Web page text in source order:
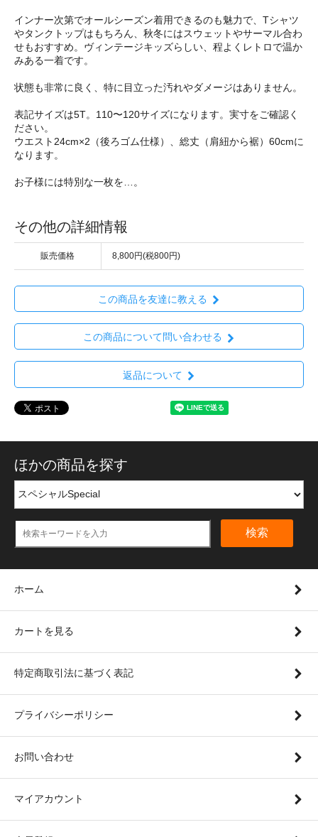
インナー次第でオールシーズン着用できるのも魅力で、Tシャツ
やタンクトップはもちろん、秋冬にはスウェットやサーマル合わ
せもおすすめ。ヴィンテージキッズらしい、程よくレトロで温か
みある一着です。
状態も非常に良く、特に目立った汚れやダメージはありません。
表記サイズは5T。110〜120サイズになります。実寸をご確認く
ださい。
ウエスト24cm×2（後ろゴム仕様）、総丈（肩紐から裾）60cmに
なります。
お子様には特別な一枚を…。
その他の詳細情報
販売価格 8,800円(税800円)
この商品を友達に教える
この商品について問い合わせる
返品について
ほかの商品を探す
検索
ホーム
カートを見る
特定商取引法に基づく表記
プライバシーポリシー
お問い合わせ
マイアカウント